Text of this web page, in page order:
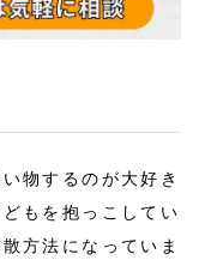
物するのが大好き
もを抱っこしてい
方法になっていま